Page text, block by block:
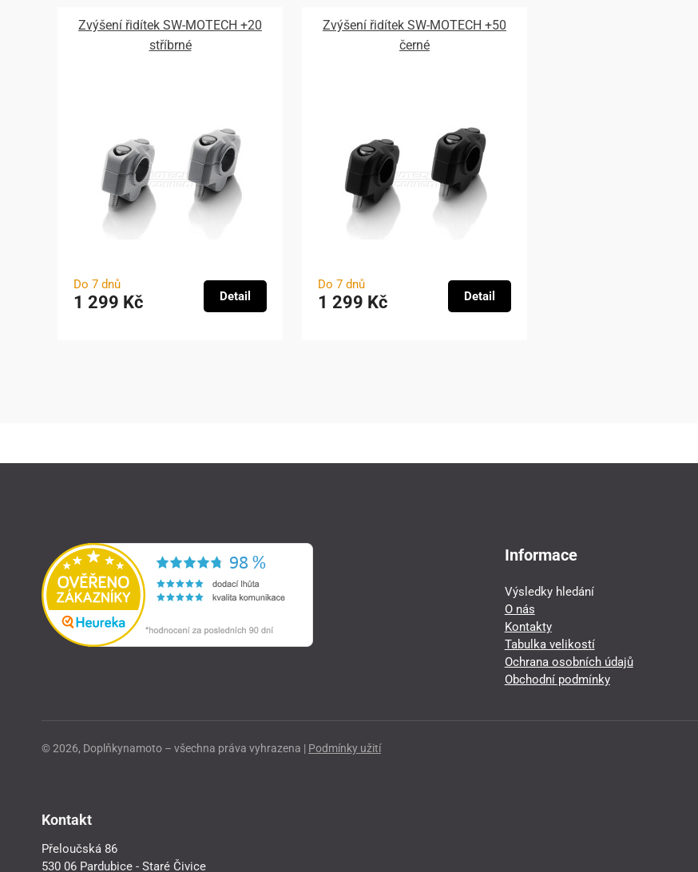
Zvýšení řidítek SW-MOTECH +20
stříbrné
Do 7 dnů
1 299 Kč Detail
Zvýšení řidítek SW-MOTECH +50
černé
Do 7 dnů
1 299 Kč Detail
Informace
Výsledky hledání
O nás
Kontakty
Tabulka velikostí
Ochrana osobních údajů
Obchodní podmínky
© 2026, Doplňkynamoto – všechna práva vyhrazena | Podmínky užití
Kontakt
Přeloučská 86
530 06 Pardubice - Staré Čivice